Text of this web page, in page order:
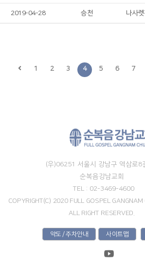
2019-04-28 승천 나사
1 2 3 4 5 6 7
(우)06251 서울시 강남구 역삼로8
순복음강남교회
TEL : 02-3469-4600
COPYRIGHT(C) 2020 FULL GOSPEL
ALL RIGHT RESERVED.
약도 / 주차안내 사이트맵